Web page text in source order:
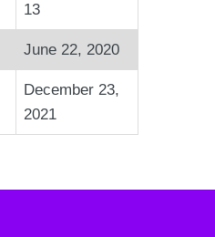
13
June 22, 2020
December 23,
2021